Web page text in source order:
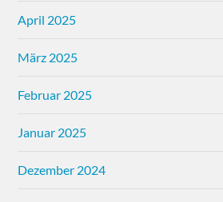
April 2025
März 2025
Februar 2025
Januar 2025
Dezember 2024